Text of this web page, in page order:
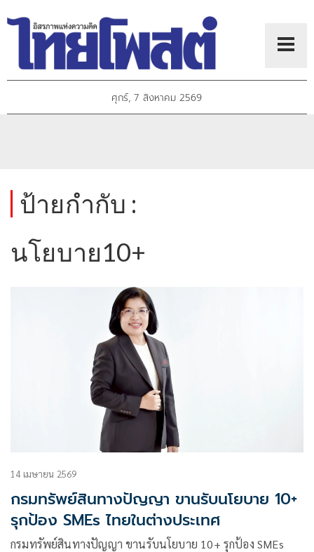
ศุกร์, 7 สิงหาคม 2569
ป้ายกำกับ :
นโยบาย10+
14 เมษายน 2569
กรมทรัพย์สินทางปัญญา ขานรับนโยบาย 10+
รุกป้อง SMEs ไทยในต่างประเทศ
กรมทรัพย์สินทางปัญญา ขานรับนโยบาย 10+ รุกป้อง SMEs